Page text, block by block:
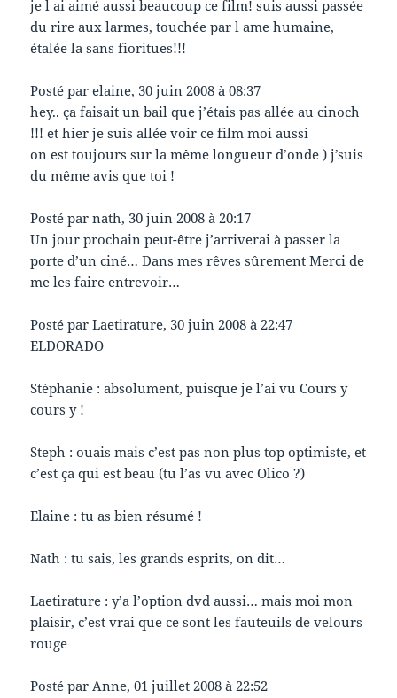
je l ai aimé aussi beaucoup ce film! suis aussi passée
du rire aux larmes, touchée par l ame humaine,
étalée la sans fioritues!!!
Posté par elaine, 30 juin 2008 à 08:37
hey.. ça faisait un bail que j’étais pas allée au cinoch
!!! et hier je suis allée voir ce film moi aussi
on est toujours sur la même longueur d’onde ) j’suis
du même avis que toi !
Posté par nath, 30 juin 2008 à 20:17
Un jour prochain peut-être j’arriverai à passer la
porte d’un ciné… Dans mes rêves sûrement Merci de
me les faire entrevoir…
Posté par Laetirature, 30 juin 2008 à 22:47
ELDORADO
Stéphanie : absolument, puisque je l’ai vu Cours y
cours y !
Steph : ouais mais c’est pas non plus top optimiste, et
c’est ça qui est beau (tu l’as vu avec Olico ?)
Elaine : tu as bien résumé !
Nath : tu sais, les grands esprits, on dit…
Laetirature : y’a l’option dvd aussi… mais moi mon
plaisir, c’est vrai que ce sont les fauteuils de velours
rouge
Posté par Anne, 01 juillet 2008 à 22:52